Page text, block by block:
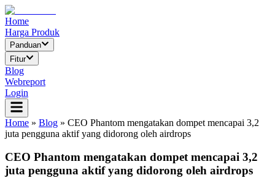
Home
Harga Produk
Panduan
Fitur
Blog
Webreport
Login
Home » Blog » CEO Phantom mengatakan dompet mencapai 3,2
juta pengguna aktif yang didorong oleh airdrops
CEO Phantom mengatakan dompet mencapai 3,2
juta pengguna aktif yang didorong oleh airdrops